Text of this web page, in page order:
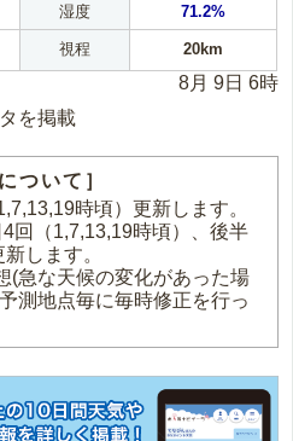
湿度 71.2%
視程 20km
8月 9日 6時
を掲載
ついて］
時頃）更新します。
回（1,7,13,19時頃）、後半
します。
(急な天候の変化があった場
測地点毎に毎時修正を行っ